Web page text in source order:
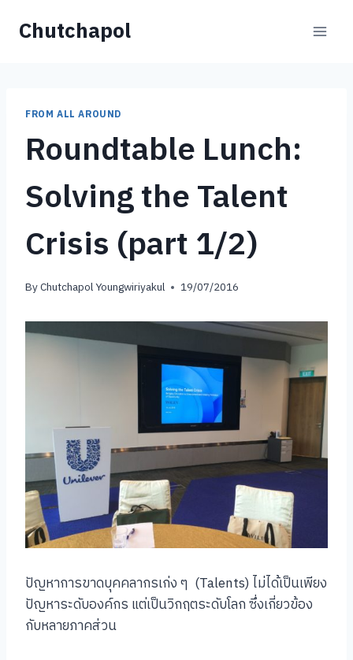
Chutchapol
FROM ALL AROUND
Roundtable Lunch:
Solving the Talent
Crisis (part 1/2)
ByChutchapol Youngwiriyakul 19/07/2016
ปัญหาการขาดบุคคลากรเก่ง ๆ (Talents) ไม่ได้เป็นเพียง
ปัญหาระดับองค์กร แต่เป็นวิกฤตระดับโลก ซึ่งเกี่ยวข้อง
กับหลายภาคส่วน